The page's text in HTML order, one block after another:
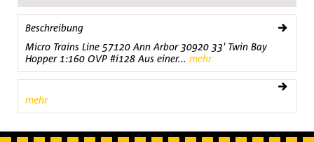
Beschreibung
Micro Trains Line 57120 Ann Arbor 30920 33' Twin Bay
Hopper 1:160 OVP #i128 Aus einer... mehr
mehr